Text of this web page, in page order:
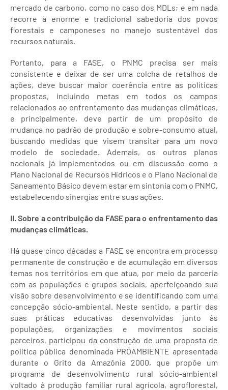
mercado de carbono, como no caso dos MDLs; e em nada
recorre à enorme e tradicional sabedoria dos povos
florestais e camponeses no manejo sustentável dos
recursos naturais.
Portanto, para a FASE, o PNMC precisa ser mais
consistente e deixar de ser uma colcha de retalhos de
ações, deve buscar maior coerência entre as políticas
propostas, incluindo metas em todos os campos
relacionados ao enfrentamento das mudanças climáticas,
e principalmente, deve partir de um propósito de
mudança no padrão de produção e sobre-consumo atual,
buscando medidas que visem transitar para um novo
modelo de sociedade. Ademais, os outros planos
nacionais já implementados ou em discussão como o
Plano Nacional de Recursos Hídricos e o Plano Nacional de
Saneamento Básico devem estar em sintonia com o PNMC,
estabelecendo sinergias entre suas ações.
II. Sobre a contribuição da FASE para o enfrentamento das
mudanças climáticas.
Há quase cinco décadas a FASE se encontra em processo
permanente de construção e de acumulação em diversos
temas nos territórios em que atua, por meio da parceria
com as populações e grupos sociais, aperfeiçoando sua
visão sobre desenvolvimento e se identificando com uma
concepção sócio-ambiental. Neste sentido, a partir das
suas práticas educativas desenvolvidas junto às
populações, organizações e movimentos sociais
parceiros, participou da construção de uma proposta de
política pública denominada PRÓAMBIENTE apresentada
durante o Grito da Amazônia 2000, que propõe um
programa de desenvolvimento rural sócio-ambiental
voltado à produção familiar rural agrícola, agroflorestal,